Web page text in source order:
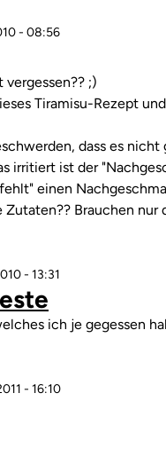
entner
- 08:56Antwort
Also
eigentlich
aber
von
Gast
(nicht
;)
Tiramisu-Rezept
dass es
irritiert ist der
einen
Brauchen nur
- 13:31
ich je gegessen
- 16:10